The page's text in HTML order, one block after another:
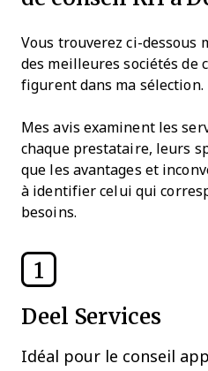
Vous trouverez ci-dessous
des meilleures sociétés de
figurent dans ma sélection.
Mes avis examinent les
chaque prestataire, leurs
que les avantages et
à identifier celui qui
besoins.
1
Deel Services
Idéal pour le conseil